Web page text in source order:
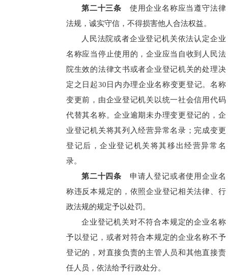
第二十三条 使用企业名称应当遵守法律
法规，诚实守信，不得损害他人合法权益。
人民法院或者企业登记机关依法认定企业
名称应当停止使用的，企业应当自收到人民法
院生效的法律文书或者企业登记机关的处理决
定之日起30日内办理企业名称变更登记。名称
变更前，由企业登记机关以统一社会信用代码
代替其名称。企业逾期未办理变更登记的，企
业登记机关将其列入经营异常名录；完成变更
登记后，企业登记机关将其移出经营异常名
录。
第二十四条 申请人登记或者使用企业名
称违反本规定的，依照企业登记相关法律、行
政法规的规定予以处罚。
企业登记机关对不符合本规定的企业名称
予以登记，或者对符合本规定的企业名称不予
登记的，对直接负责的主管人员和其他直接责
任人员，依法给予行政处分。